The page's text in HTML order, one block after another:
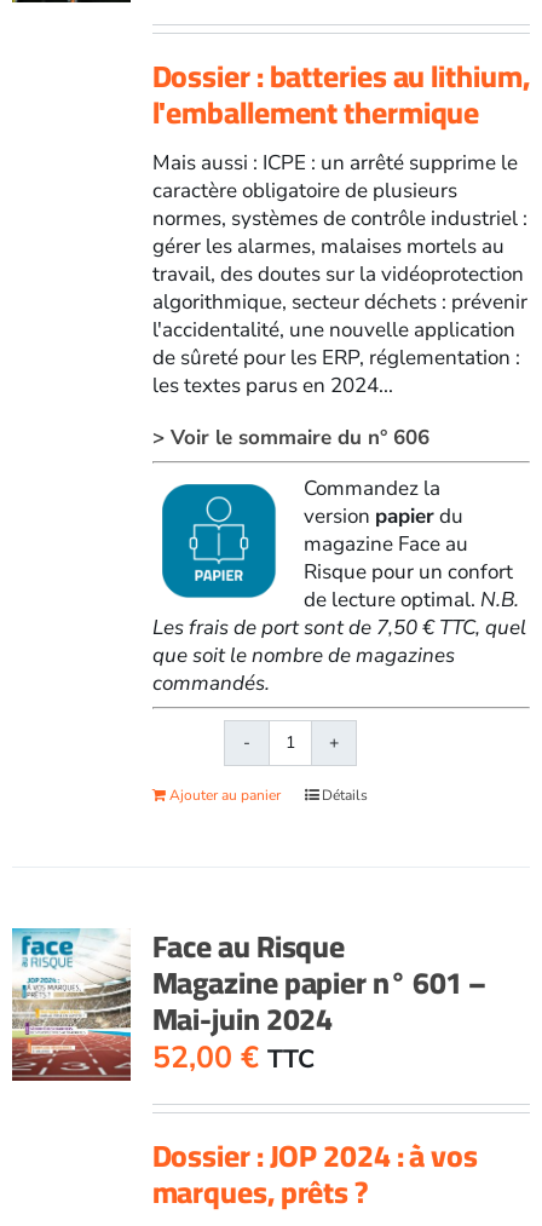
Dossier : batteries au lithium,
l'emballement thermique
Mais aussi : ICPE : un arrêté supprime le
caractère obligatoire de plusieurs
normes, systèmes de contrôle industriel :
gérer les alarmes, malaises mortels au
travail, des doutes sur la vidéoprotection
algorithmique, secteur déchets : prévenir
l'accidentalité, une nouvelle application
de sûreté pour les ERP, réglementation :
les textes parus en 2024...
> Voir le sommaire du n° 606
Commandez la
version papierdu
magazine Face au
Risque pour un confort
de lecture optimal. N.B.
Les frais de port sont de 7,50 € TTC, quel
que soit le nombre de magazines
commandés.
quantité
de
Face
606
-
Mars-
avril
2025
Ajouter au panier Détails
Face au Risque
Magazine papier n° 601 –
Mai-juin 2024
52,00 € TTC
Dossier : JOP 2024 : à vos
marques, prêts ?